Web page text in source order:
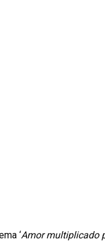
‘Amor multiplicado